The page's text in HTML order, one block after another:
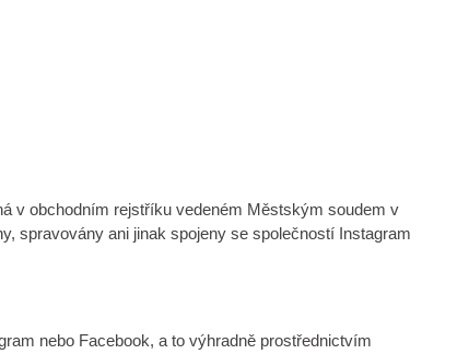
v obchodním rejstříku vedeném Městským soudem v
spravovány ani jinak spojeny se společností Instagram
nebo Facebook, a to výhradně prostřednictvím